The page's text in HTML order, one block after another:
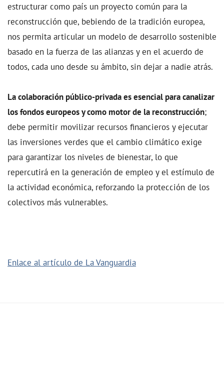
estructurar como país un proyecto común para la
reconstrucción que, bebiendo de la tradición europea,
nos permita articular un modelo de desarrollo sostenible
basado en la fuerza de las alianzas y en el acuerdo de
todos, cada uno desde su ámbito, sin dejar a nadie atrás.
La colaboración público-privada es esencial para canalizar
los fondos europeos y como motor de la reconstrucción;
debe permitir movilizar recursos financieros y ejecutar
las inversiones verdes que el cambio climático exige
para garantizar los niveles de bienestar, lo que
repercutirá en la generación de empleo y el estímulo de
la actividad económica, reforzando la protección de los
colectivos más vulnerables.
Enlace al artículo de La Vanguardia